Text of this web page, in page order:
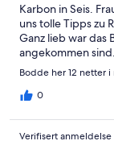
Karbon in Seis.
uns tolle Tipps zu
Ganz lieb war das
angekommen
Eberz
Bodde her 12 netter
0
Verifisert anmeldelse